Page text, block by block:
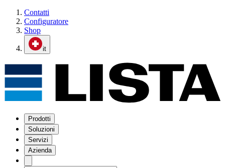
Contatti
Configuratore
Shop
it
Prodotti
Soluzioni
Servizi
Azienda